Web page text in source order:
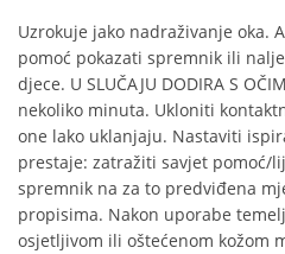
Uzrokuje jako nadraživanje oka.
pomoć pokazati spremnik ili
djece. U SLUČAJU DODIRA S
nekoliko minuta. Ukloniti
one lako uklanjaju. Nastaviti
prestaje: zatražiti savjet pomoć/
spremnik na za to predviđena
propisima. Nakon uporabe
osjetljivom ili oštećenom kožom